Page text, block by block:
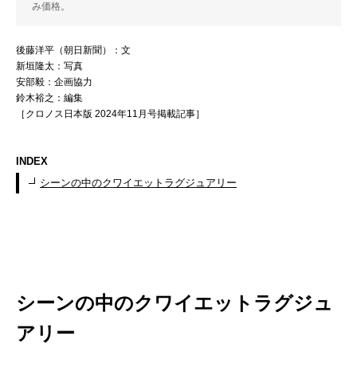
み価格。
後藤洋平（朝日新聞）：文
新垣隆太：写真
安部毅：企画協力
鈴木裕之：編集
［クロノス日本版 2024年11月号掲載記事］
INDEX
シーンの中のクワイエットラグジュアリー
シーンの中のクワイエットラグジュ
アリー